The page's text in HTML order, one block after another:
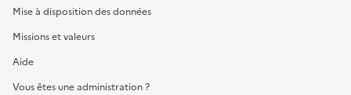
Mise à disposition des données
Missions et valeurs
Aide
Vous êtes une administration ?